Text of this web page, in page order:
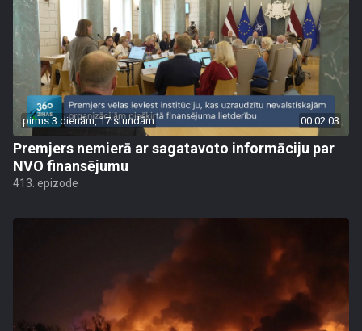
pirms 3 dienām, 17 stundām 00:02:03
Premjers nemierā ar sagatavoto informāciju par
NVO finansējumu
413. epizode